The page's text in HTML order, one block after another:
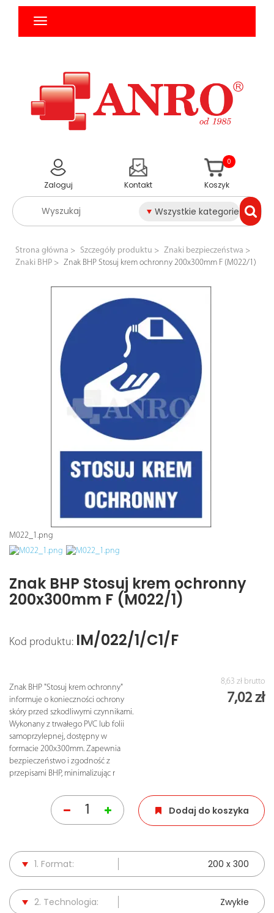
Wszystkie kategorie
Zaloguj Kontakt Koszyk
0
Strona główna Szczegóły produktu
Znaki bezpieczeństwa
Znaki BHP
Znak BHP Stosuj krem ochronny 200x300mm F (M022/1)
M022_1.png
Znak BHP Stosuj krem ochronny
200x300mm F (M022/1)
Kod produktu: IM/022/1/C1/F
Znak BHP "Stosuj krem ochronny"
informuje o konieczności ochrony
skóry przed szkodliwymi czynnikami.
Wykonany z trwałego PVC lub folii
samoprzylepnej, dostępny w
formacie 200x300mm. Zapewnia
bezpieczeństwo i zgodność z
przepisami BHP, minimalizując r
8,63 zł brutto
7,02 zł
Dodaj do koszyka
1. Format: 200 x 300
2. Technologia: Zwykłe